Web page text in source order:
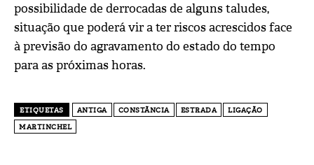
possibilidade de derrocadas de alguns taludes,
situação que poderá vir a ter riscos acrescidos face
à previsão do agravamento do estado do tempo
para as próximas horas.
ETIQUETAS ANTIGA CONSTÃNCIA ESTRADA
LIGAÇÃO
MARTINCHEL